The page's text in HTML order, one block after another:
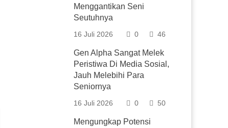
Menggantikan Seni
Seutuhnya
16 Juli 2026 0 46
Gen Alpha Sangat Melek
Peristiwa Di Media Sosial,
Jauh Melebihi Para
Seniornya
16 Juli 2026 0 50
Mengungkap Potensi